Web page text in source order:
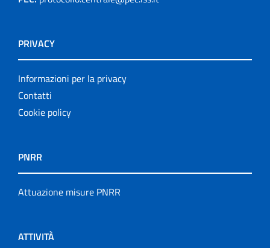
PRIVACY
Informazioni per la privacy
Contatti
Cookie policy
PNRR
Attuazione misure PNRR
ATTIVITÀ